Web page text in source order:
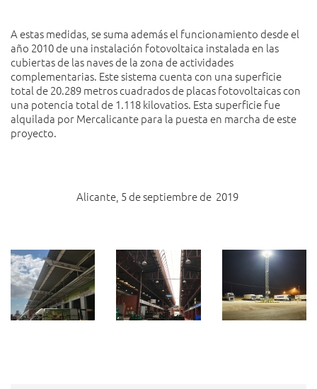
A estas medidas, se suma además el funcionamiento desde el
año 2010 de una instalación fotovoltaica instalada en las
cubiertas de las naves de la zona de actividades
complementarias. Este sistema cuenta con una superficie
total de 20.289 metros cuadrados de placas fotovoltaicas con
una potencia total de 1.118 kilovatios. Esta superficie fue
alquilada por Mercalicante para la puesta en marcha de este
proyecto.
Alicante, 5 de septiembre de 2019